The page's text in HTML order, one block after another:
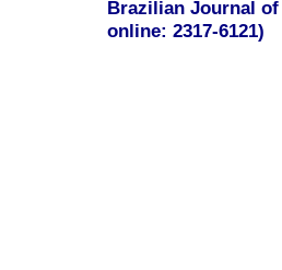
Brazilian Journal of
online: 2317-6121)